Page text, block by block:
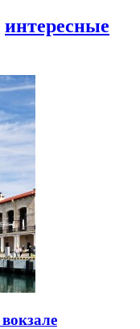
интересные